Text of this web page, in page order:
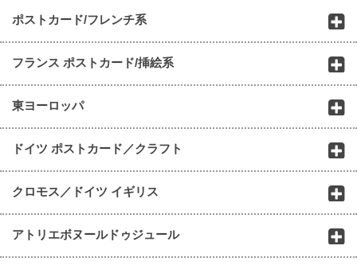
ポストカード/フレンチ系
フランス ポストカード/挿絵系
東ヨーロッパ
ドイツ ポストカード／クラフト
クロモス／ドイツ イギリス
アトリエボヌールドゥジュール